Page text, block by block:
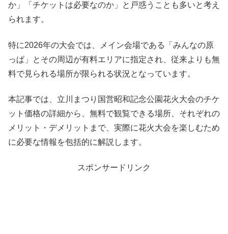
か」「チケットは必要なのか」と戸惑うことも多いと考え
られます。
特に2026年の大会では、メイン会場である「みんなの原
っぱ」とその周辺が有料エリアに指定され、従来よりも無
料で見られる場所が限られる状況となっています。
本記事では、立川まつり国営昭和記念公園花火大会のチケ
ット価格の詳細から、無料で観覧できる場所、それぞれの
メリット・デメリットまで、実際に花火大会を楽しむため
に必要な情報を包括的に解説します。
スポンサードリンク